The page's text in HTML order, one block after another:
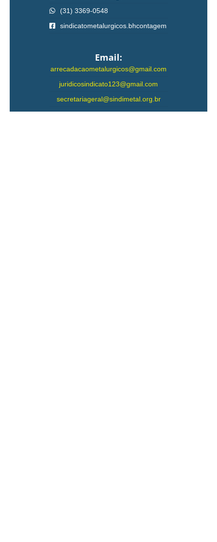
(31) 3369-0548
sindicatometalurgicos.bhcontagem
Email:
arrecadacaometalurgicos@gmail.com
juridicosindicato123@gmail.com
secretariageral@sindimetal.org.br